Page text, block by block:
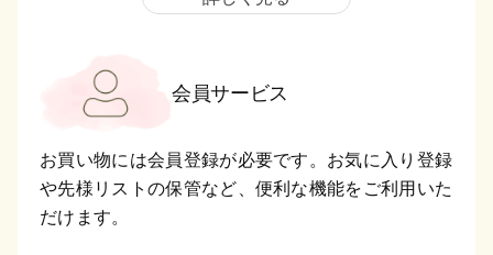
会員サービス
お買い物には会員登録が必要です。お気に入り登録
や先様リストの保管など、便利な機能をご利用いた
だけます。